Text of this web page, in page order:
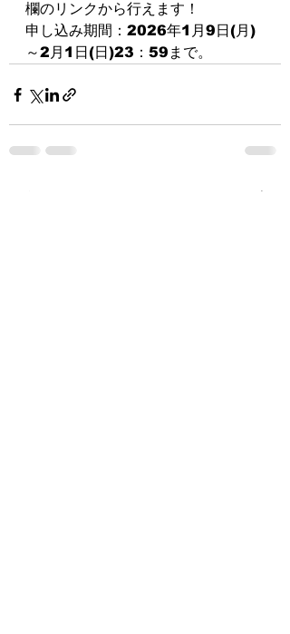
欄のリンクから行えます！
申し込み期間：2026年1月9日(月)
～2月1日(日)23：59まで。